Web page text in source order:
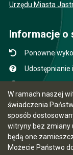
W ramach naszej
świadczenia
sposób
witryny bez zmiany
będą one
Możecie Państwo
Urzędu Miasta
Informacje o
Ponowne
Mapa serwisu
Instrukcja
Statystyki
Ostatnio
Ostatnia